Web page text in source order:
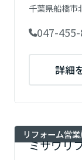
千葉県船橋市
047-
詳細
リフォーム営
ミサワリ
中国・四国
島根県
岡山県